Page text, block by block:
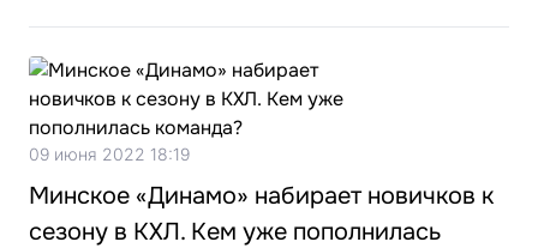
09 июня 2022 18:19
Минское «Динамо» набирает новичков к
сезону в КХЛ. Кем уже пополнилась